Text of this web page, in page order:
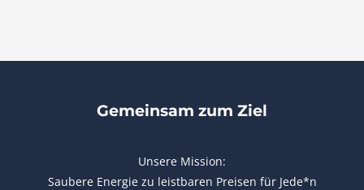
Gemeinsam zum Ziel
Unsere Mission:
Saubere Energie zu leistbaren Preisen für Jede*n